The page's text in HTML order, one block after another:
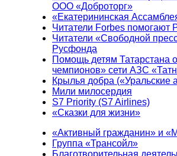
ООО «Доброторг»
«Екатерининская
Читатели Forbes помогают
Читатели «Свободной
Русфонда
Помощь детям Татарстана
чемпионов» сети АЗС
Крылья добра («Уральские
Мили милосердия
S7 Priority (S7 Airlines)
«Сказки для жизни»
«Активный гражданин» и
Группа «Трансойл»
Благотворительная